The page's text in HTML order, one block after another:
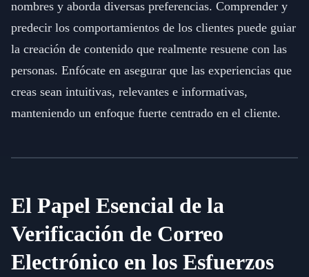
nombres y aborda diversas preferencias. Comprender y
predecir los comportamientos de los clientes puede guiar
la creación de contenido que realmente resuene con las
personas. Enfócate en asegurar que las experiencias que
creas sean intuitivas, relevantes e informativas,
manteniendo un enfoque fuerte centrado en el cliente.
El Papel Esencial de la
Verificación de Correo
Electrónico en los Esfuerzos